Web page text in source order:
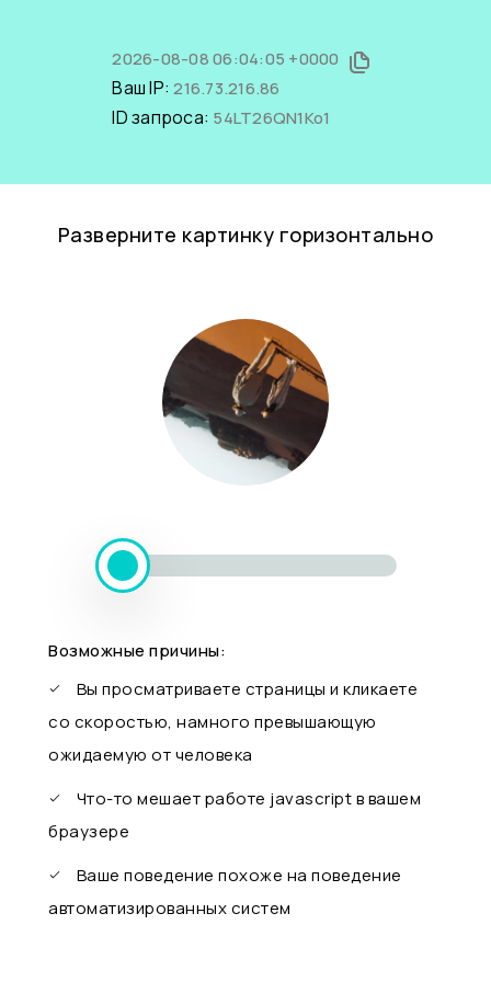
2026-08-08 06:04:05 +0000
Ваш IP:216.73.216.86
ID запроса: 54LT26QN1Ko1
Разверните картинку горизонтально
Возможные причины:
Вы просматриваете страницы и кликаете
со скоростью, намного превышающую
ожидаемую от человека
Что-то мешает работе javascript в вашем
браузере
Ваше поведение похоже на поведение
автоматизированных систем